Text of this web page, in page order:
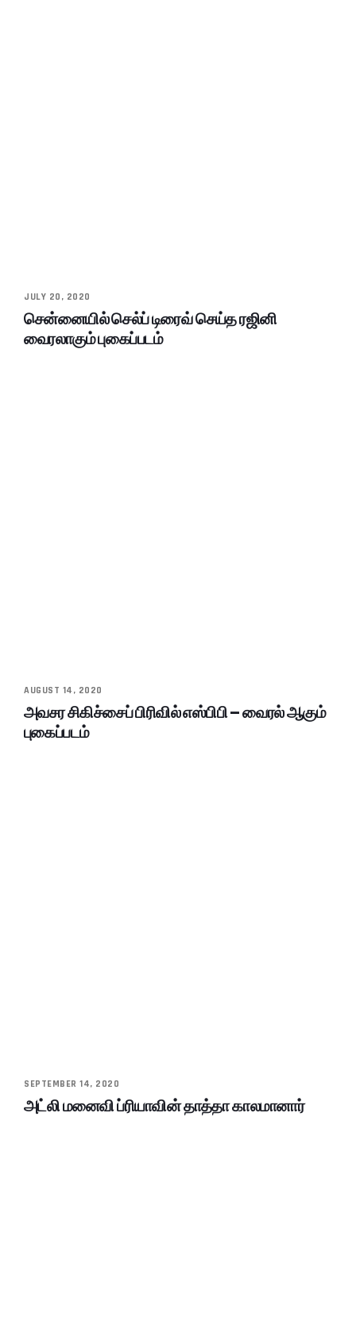
JULY 20, 2020
சென்னையில் செல்ப் டிரைவ் செய்த ரஜினி
வைரலாகும் புகைப்படம்
AUGUST 14, 2020
அவசர சிகிச்சைப் பிரிவில் எஸ்பிபி – வைரல் ஆகும்
புகைப்படம்
SEPTEMBER 14, 2020
அட்லி மனைவி ப்ரியாவின் தாத்தா காலமானார்